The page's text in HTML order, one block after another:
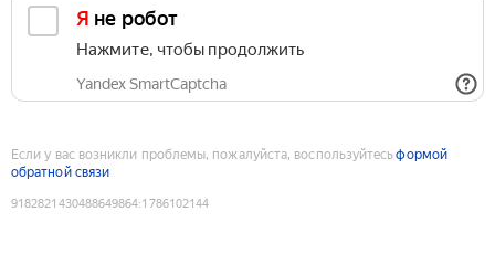
Я не робот
Нажмите, чтобы продолжить
Yandex SmartCaptcha
Если у вас возникли проблемы, пожалуйста, воспользуйтесьформой
обратной связи
9182821430488649864:1786102144